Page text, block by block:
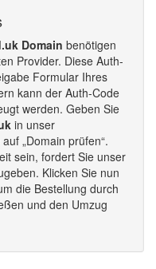
Domain benötigen
Provider. Diese Auth-
Formular Ihres
kann der Auth-Code
werden. Geben Sie
in unser
„Domain prüfen“.
sein, fordert Sie unser
Klicken Sie nun
die Bestellung durch
und den Umzug